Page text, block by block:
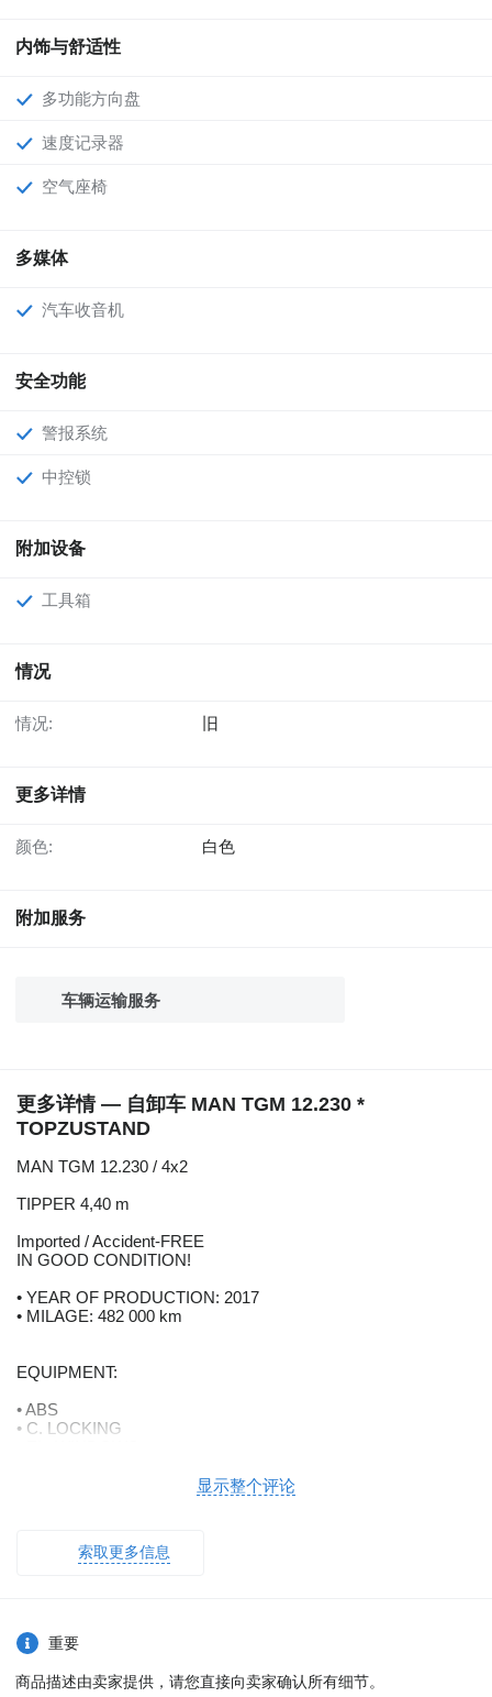
内饰与舒适性
多功能方向盘
速度记录器
空气座椅
多媒体
汽车收音机
安全功能
警报系统
中控锁
附加设备
工具箱
情况
情况: 旧
更多详情
颜色: 白色
附加服务
车辆运输服务
更多详情 — 自卸车 MAN TGM 12.230 *
TOPZUSTAND
MAN TGM 12.230 / 4x2
TIPPER 4,40 m
Imported / Accident-FREE
IN GOOD CONDITION!
• YEAR OF PRODUCTION: 2017
• MILAGE: 482 000 km
EQUIPMENT:
• ABS
• C. LOCKING
TIPPER: 440 x 233 x 60 cm (L x W x H)
TOTAL WEIGHT: 12 000kg
WHEELBASE: 360 cm
显示整个评论
索取更多信息
重要
商品描述由卖家提供，请您直接向卖家确认所有细节。